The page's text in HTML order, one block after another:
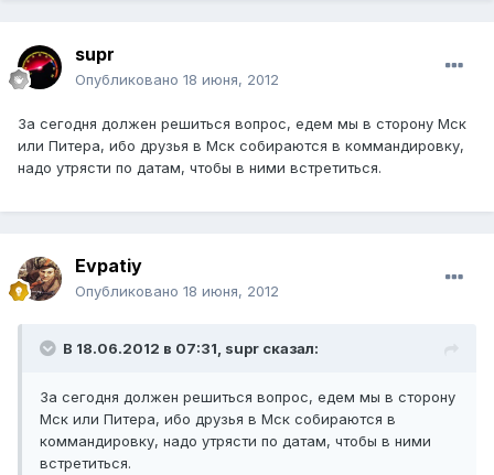
supr
Опубликовано 18 июня, 2012
За сегодня должен решиться вопрос, едем мы в сторону Мск
или Питера, ибо друзья в Мск собираются в коммандировку,
надо утрясти по датам, чтобы в ними встретиться.
Evpatiy
Опубликовано 18 июня, 2012
В 18.06.2012 в 07:31, supr сказал:
За сегодня должен решиться вопрос, едем мы в сторону
Мск или Питера, ибо друзья в Мск собираются в
коммандировку, надо утрясти по датам, чтобы в ними
встретиться.